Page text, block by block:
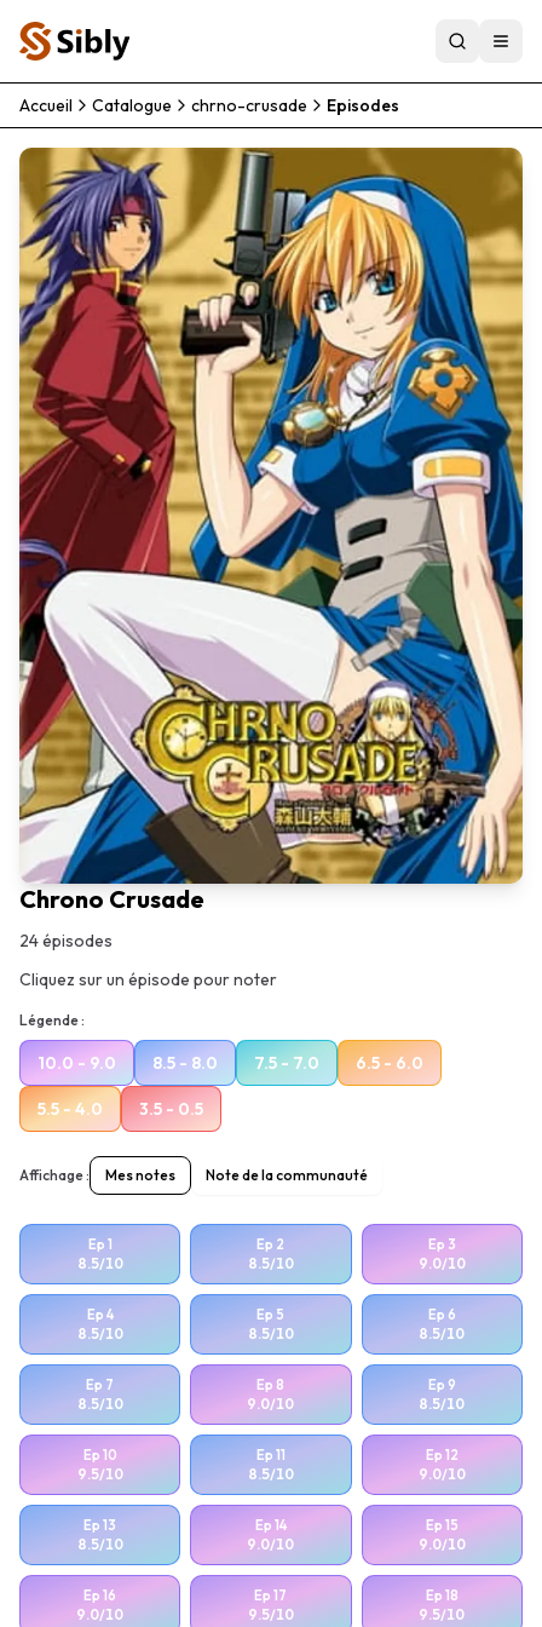
Accueil Catalogue chrno-crusade Episodes
Chrono Crusade
24épisodes
Cliquez sur un épisode pour noter
Légende :
10.0 - 9.0 8.5 - 8.0 7.5 - 7.0 6.5 - 6.0
5.5 - 4.0 3.5 - 0.5
Affichage : Mes notes Note de la communauté
Ep 1
8.5/10
Ep 2
8.5/10
Ep 3
9.0/10
Ep 4
8.5/10
Ep 5
8.5/10
Ep 6
8.5/10
Ep 7
8.5/10
Ep8
9.0/10
Ep 9
8.5/10
Ep 10
9.5/10
Ep 11
8.5/10
Ep 12
9.0/10
Ep13
8.5/10
Ep 14
9.0/10
Ep 15
9.0/10
Ep16
9.0/10
Ep17
9.5/10
Ep 18
9.5/10